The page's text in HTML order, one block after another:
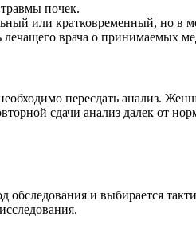
почек.
или кратковременный, но в
лечащего врача о принимаемых
необходимо пересдать анализ.
сдачи анализ далек от
обследования и выбирается